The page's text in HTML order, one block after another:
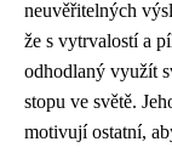
neuvěřitelných
že s vytrvalostí a
odhodlaný využít
stopu ve světě.
motivují ostatní,